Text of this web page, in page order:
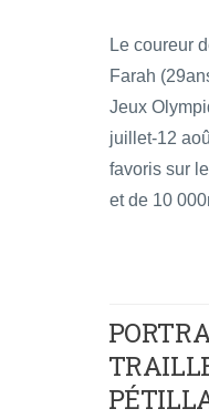
Le coureur
Farah
Jeux
juillet-12
favoris sur
et de 10